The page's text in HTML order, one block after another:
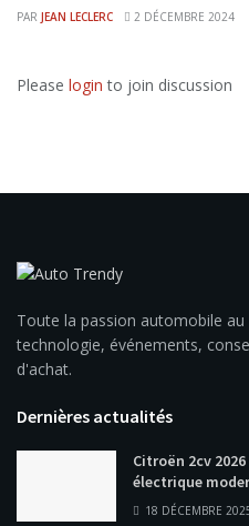
PAR JEAN LECLERC 2 DÉCEMBRE 2024
Please login to join discussion
Toute la passion automobile
technologie, événements,
d'achat.
Dernières actualités
Citroën 2cv
électrique
18 DÉCEMBRE